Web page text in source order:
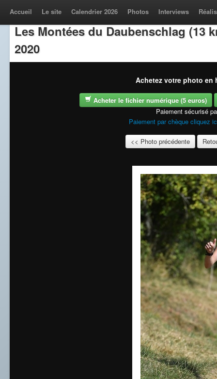
Accueil Le site Calendrier 2026 Photos Interviews
Les Montées du Daubenschlag (13
2020
Achetez votre photo en
Acheter le fichier numérique (5 euros)
Paiement sécurisé
Paiement par chèque cliquez
<< Photo précédente